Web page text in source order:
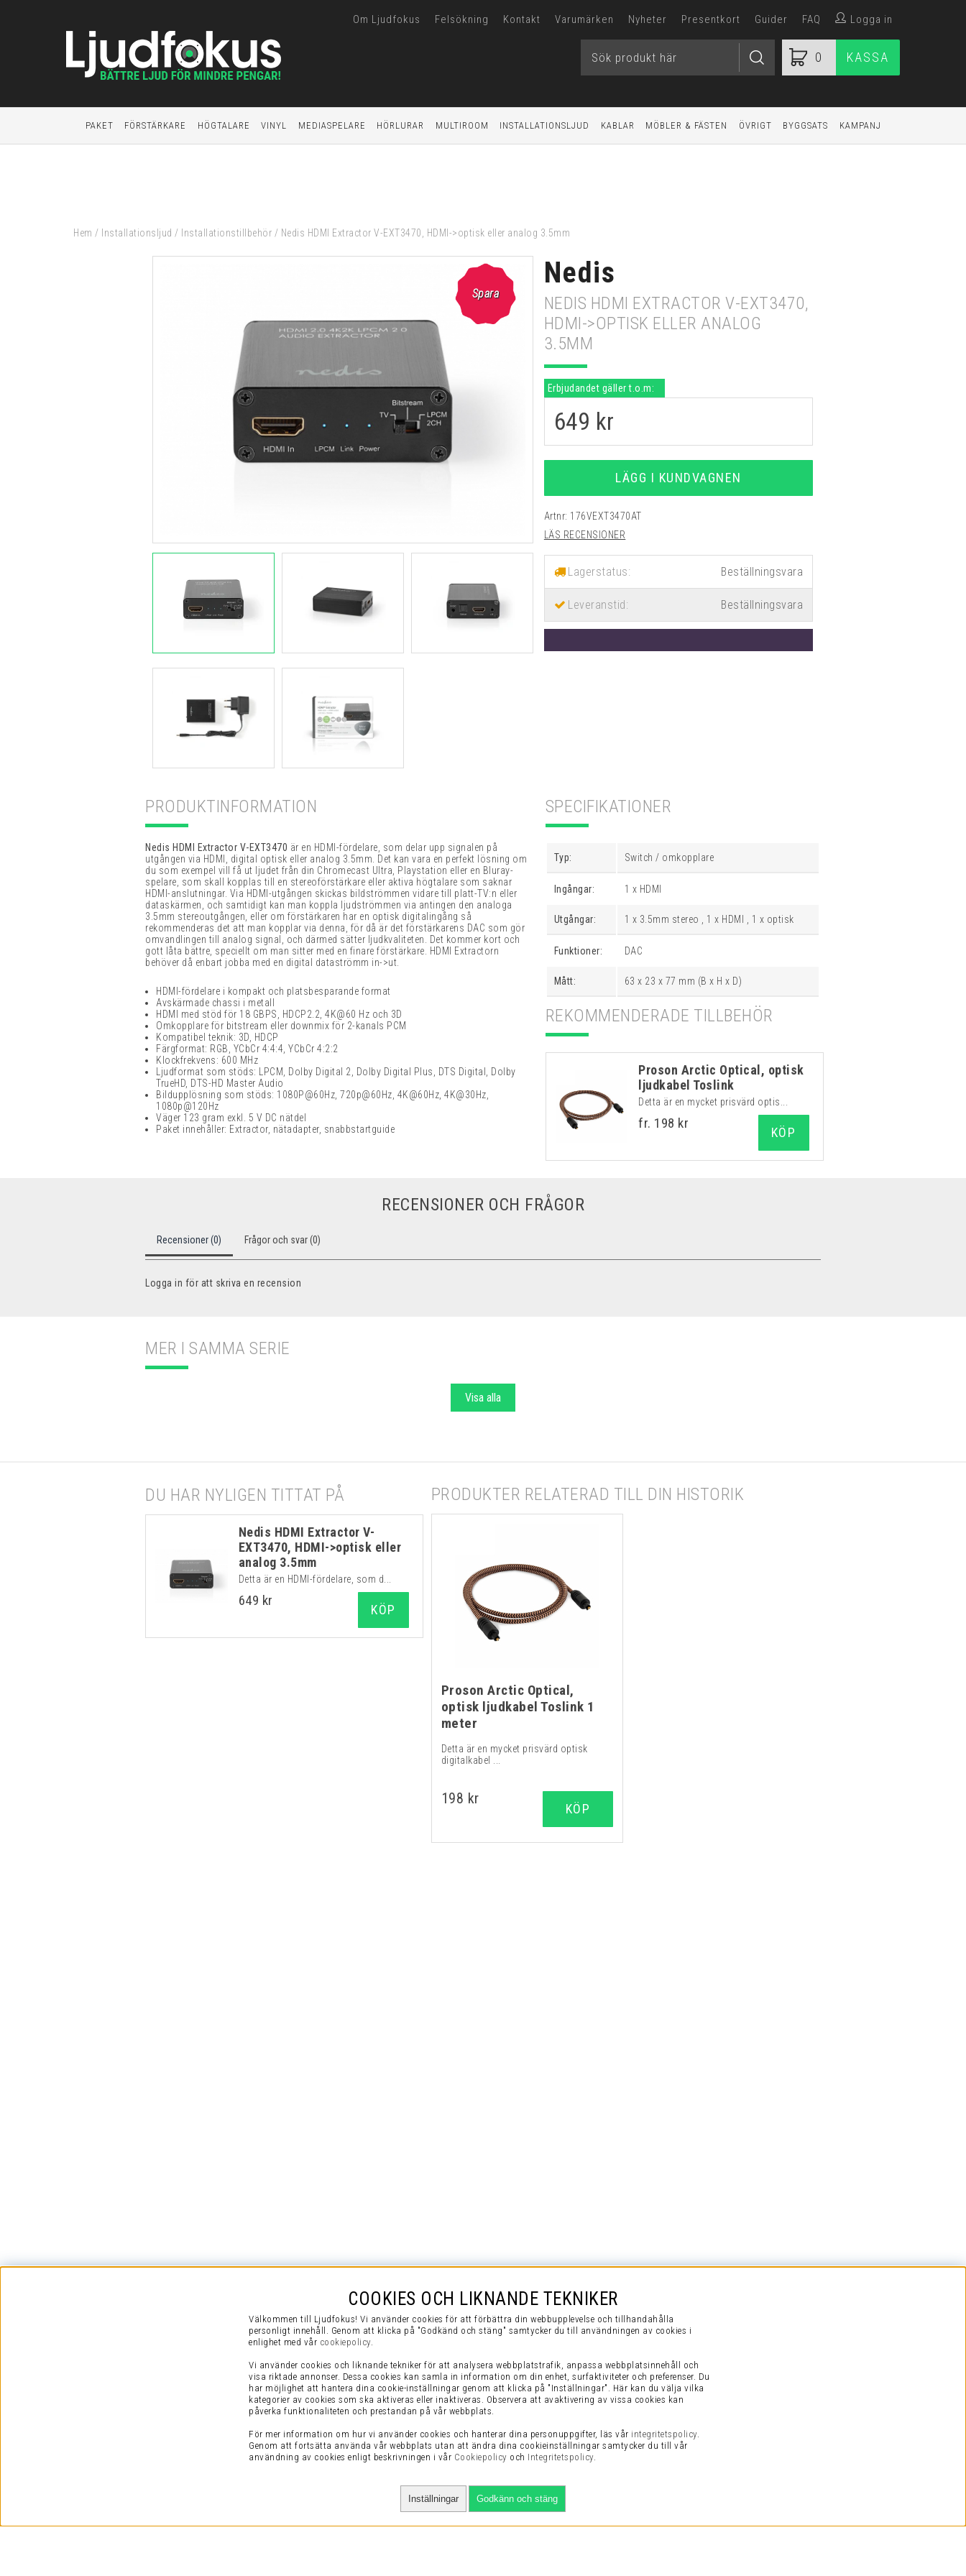
Om Ljudfokus Felsökning Kontakt Varumärken Nyheter Presentkort Guider FAQ Logga in
0 KASSA
PAKET FÖRSTÄRKARE HÖGTALARE VINYL MEDIASPELARE HÖRLURAR MULTIROOM INSTALLATIONSLJUD KABLAR MÖBLER & FÄSTEN ÖVRIGT BYGGSATS KAMPANJ
Hem / Installationsljud / Installationstillbehör / Nedis HDMI Extractor V-EXT3470, HDMI->optisk eller analog 3.5mm
Spara
Nedis
NEDIS HDMI EXTRACTOR V-EXT3470,
HDMI->OPTISK ELLER ANALOG
3.5MM
Erbjudandet gäller t.o.m:
649 kr
LÄGG I KUNDVAGNEN
Artnr: 176VEXT3470AT
LÄS RECENSIONER
Lagerstatus:
Leveranstid: Beställningsvara
PRODUKTINFORMATION
Nedis HDMI Extractor V-EXT3470 är en HDMI-fördelare, som delar upp signalen på
utgången via HDMI, digital optisk eller analog 3.5mm. Det kan vara en perfekt lösning om
du som exempel vill få ut ljudet från din Chromecast Ultra, Playstation eller en Bluray-
spelare, som skall kopplas till en stereoförstärkare eller aktiva högtalare som saknar
HDMI-anslutningar. Via HDMI-utgången skickas bildströmmen vidare till platt-TV:n eller
dataskärmen, och samtidigt kan man koppla ljudströmmen via antingen den analoga
3.5mm stereoutgången, eller om förstärkaren har en optisk digitalingång så
rekommenderas det att man kopplar via denna, för då är det förstärkarens DAC som gör
omvandlingen till analog signal, och därmed sätter ljudkvaliteten. Det kommer kort och
gott låta bättre, speciellt om man sitter med en finare förstärkare. HDMI Extractorn
behöver då enbart jobba med en digital dataströmm in->ut.
HDMI-fördelare i kompakt och platsbesparande format
Avskärmade chassi i metall
HDMI med stöd för 18 GBPS, HDCP2.2, 4K@60 Hz och 3D
Omkopplare för bitstream eller downmix för 2-kanals PCM
Kompatibel teknik: 3D, HDCP
Färgformat: RGB, YCbCr 4:4:4, YCbCr 4:2:2
Klockfrekvens: 600 MHz
Ljudformat som stöds: LPCM, Dolby Digital 2, Dolby Digital Plus, DTS Digital, Dolby
TrueHD, DTS-HD Master Audio
Bildupplösning som stöds: 1080P@60Hz, 720p@60Hz, 4K@60Hz, 4K@30Hz,
1080p@120Hz
Väger 123 gram exkl. 5 V DC nätdel
Paket innehåller: Extractor, nätadapter, snabbstartguide
SPECIFIKATIONER
Typ: Switch / omkopplare
Ingångar: 1 x HDMI
Utgångar: 1 x 3.5mm stereo , 1 x HDMI , 1 x optisk
Funktioner: DAC
Mått: 63 x 23 x 77 mm (B x H x D)
REKOMMENDERADE TILLBEHÖR
Proson Arctic Optical, optisk
ljudkabel Toslink
Detta är en mycket prisvärd optis...
fr. 198 kr
KÖP
RECENSIONER OCH FRÅGOR
Recensioner (0) Frågor och svar (0)
Logga in för att skriva en recension
MER I SAMMA SERIE
Visa alla
DU HAR NYLIGEN TITTAT PÅ
Nedis HDMI Extractor V-
EXT3470, HDMI->optisk eller
analog 3.5mm
Detta är en HDMI-fördelare, som d...
649 kr
KÖP
PRODUKTER RELATERAD TILL DIN HISTORIK
Proson Arctic Optical,
optisk ljudkabel Toslink 1
meter
Detta är en mycket prisvärd optisk
digitalkabel ...
198 kr
KÖP
COOKIES OCH LIKNANDE TEKNIKER
Välkommen till Ljudfokus! Vi använder cookies för att förbättra din webbupplevelse och tillhandahålla
personligt innehåll. Genom att klicka på "Godkänd och stäng" samtycker du till användningen av cookies i
enlighet med vår cookiepolicy.
Vi använder cookies och liknande tekniker för att analysera webbplatstrafik, anpassa webbplatsinnehåll och
visa riktade annonser. Dessa cookies kan samla in information om din enhet, surfaktiviteter och preferenser. Du
har möjlighet att hantera dina cookie-inställningar genom att klicka på "Inställningar". Här kan du välja vilka
kategorier av cookies som ska aktiveras eller inaktiveras. Observera att avaktivering av vissa cookies kan
påverka funktionaliteten och prestandan på vår webbplats.
För mer information om hur vi använder cookies och hanterar dina personuppgifter, läs vår integritetspolicy.
Genom att fortsätta använda vår webbplats utan att ändra dina cookieinställningar samtycker du till vår
användning av cookies enligt beskrivningen i vår Cookiepolicy och Integritetspolicy.
Inställningar Godkänn och stäng